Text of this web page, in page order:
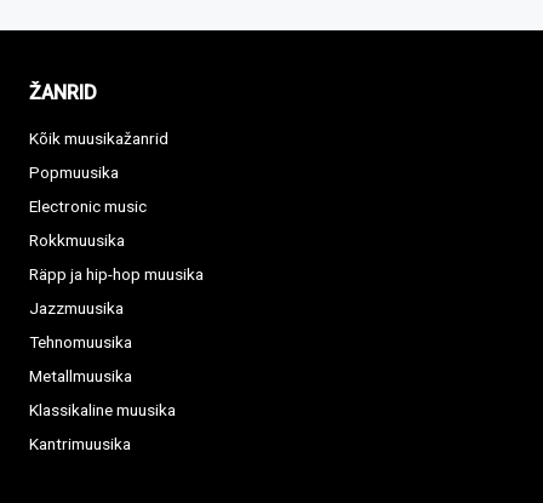
ŽANRID
Kõik muusikažanrid
Popmuusika
Electronic music
Rokkmuusika
Räpp ja hip-hop muusika
Jazzmuusika
Tehnomuusika
Metallmuusika
Klassikaline muusika
Kantrimuusika